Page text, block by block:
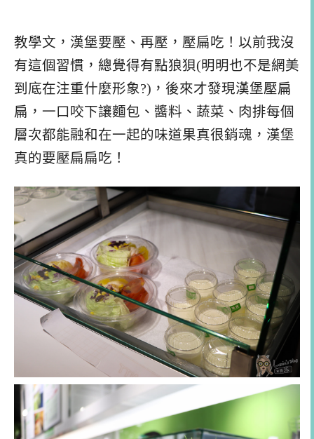
教學文，漢堡要壓、再壓，壓扁吃！以前我沒
有這個習慣，總覺得有點狼狽(明明也不是網美
到底在注重什麼形象?)，後來才發現漢堡壓扁
扁，一口咬下讓麵包、醬料、蔬菜、肉排每個
層次都能融和在一起的味道果真很銷魂，漢堡
真的要壓扁扁吃！